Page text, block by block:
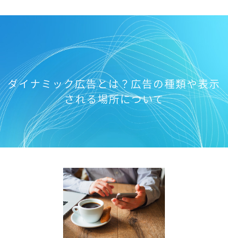
ダイナミック広告とは？広告の種類や表示
される場所について